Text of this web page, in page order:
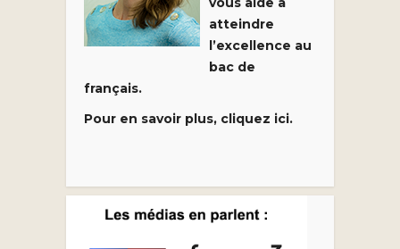
atteindre
l’excellence au
bac de
français.
Pour en savoir plus, cliquez ici.